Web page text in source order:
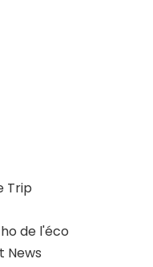
Trip
de l'éco
News